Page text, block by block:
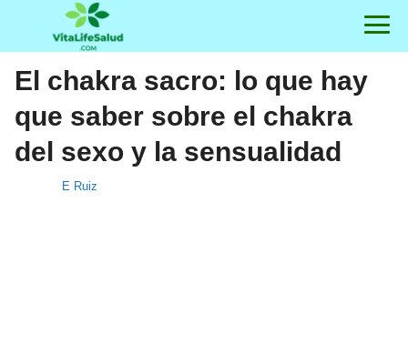
El chakra sacro: lo que hay
que saber sobre el chakra
del sexo y la sensualidad
E Ruiz